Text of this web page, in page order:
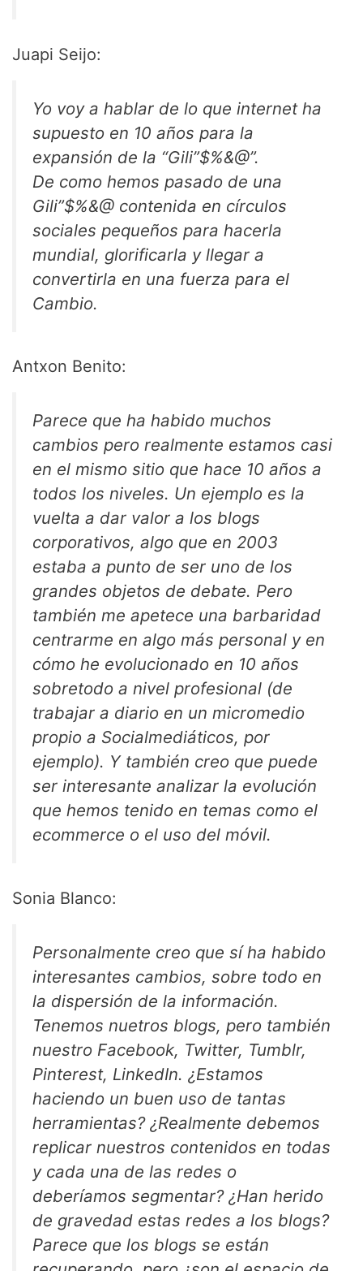
Juapi Seijo:
Yo voy a hablar de lo que internet ha
supuesto en 10 años para la
expansión de la “Gili”$%&@”.
De como hemos pasado de una
Gili”$%&@ contenida en círculos
sociales pequeños para hacerla
mundial, glorificarla y llegar a
convertirla en una fuerza para el
Cambio.
Antxon Benito:
Parece que ha habido muchos
cambios pero realmente estamos casi
en el mismo sitio que hace 10 años a
todos los niveles. Un ejemplo es la
vuelta a dar valor a los blogs
corporativos, algo que en 2003
estaba a punto de ser uno de los
grandes objetos de debate. Pero
también me apetece una barbaridad
centrarme en algo más personal y en
cómo he evolucionado en 10 años
sobretodo a nivel profesional (de
trabajar a diario en un micromedio
propio a Socialmediáticos, por
ejemplo). Y también creo que puede
ser interesante analizar la evolución
que hemos tenido en temas como el
ecommerce o el uso del móvil.
Sonia Blanco:
Personalmente creo que sí ha habido
interesantes cambios, sobre todo en
la dispersión de la información.
Tenemos nuetros blogs, pero también
nuestro Facebook, Twitter, Tumblr,
Pinterest, LinkedIn. ¿Estamos
haciendo un buen uso de tantas
herramientas? ¿Realmente debemos
replicar nuestros contenidos en todas
y cada una de las redes o
deberíamos segmentar? ¿Han herido
de gravedad estas redes a los blogs?
Parece que los blogs se están